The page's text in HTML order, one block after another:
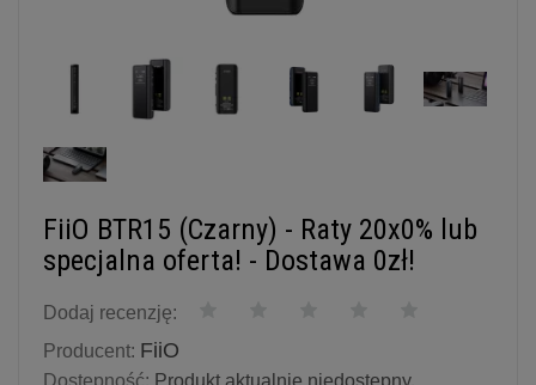
FiiO BTR15 (Czarny) - Raty 20x0% lub
specjalna oferta! - Dostawa 0zł!
Dodaj recenzję:
Producent: FiiO
Dostępność: Produkt aktualnie niedostępny.